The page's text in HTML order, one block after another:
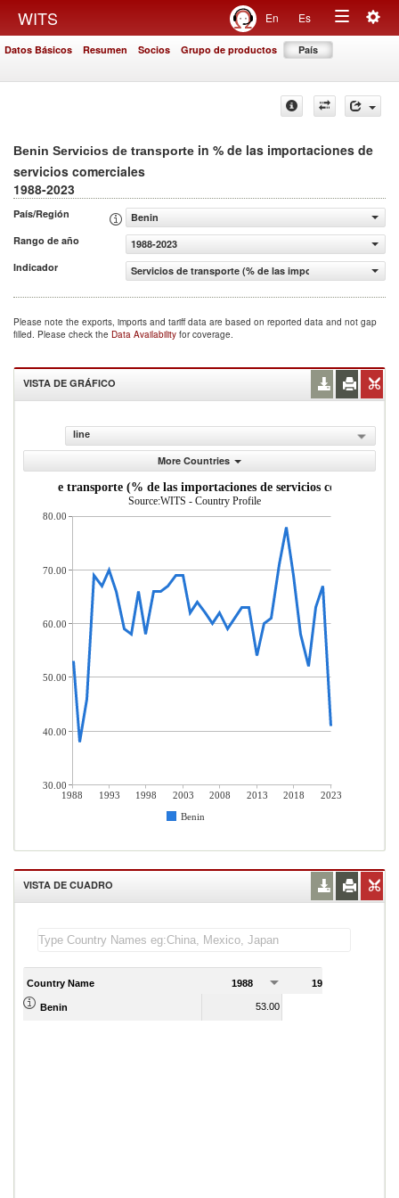
WITS En Es
Toggle
Datos Básicos Resumen Socios Grupo de productos País
Benin Servicios de transporte in % de las importaciones de
servicios comerciales
1988-2023
País/Región
Benin
Rango de año
1988-2023
Indicador
Servicios de transporte (% de las importaciones de
Please note the exports, imports and tariff data are based on reported data and not gap
filled. Please check the Data Availability for coverage.
VISTA DE GRÁFICO
line
More Countries
Servicios de transporte (% de las importaciones de servicios comerciales)
Source:WITS - Country Profile
1988 1993 1998 2003 2008 2013 2018
2023
Benin
80.00
70.00
60.00
50.00
40.00
30.00
VISTA DE CUADRO
Country Name 1988 1989
Benin 53.00